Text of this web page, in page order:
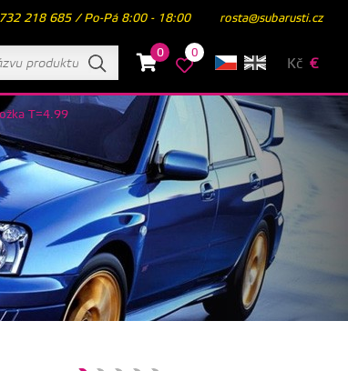
218 685 / Po-Pá 8:00 - 18:00 rosta@subarusti.cz
0 0
Kč €
T=4.99